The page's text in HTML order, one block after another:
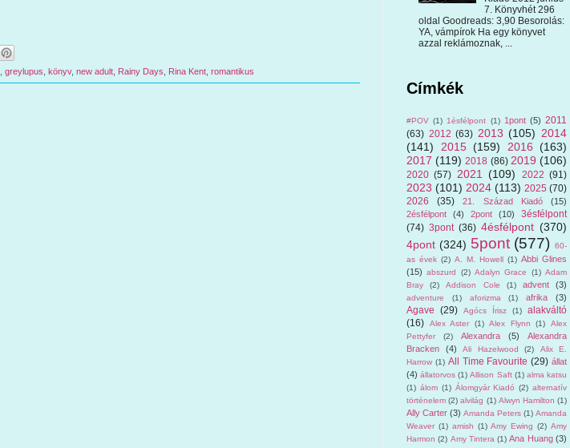
greylupus könyv, new adult Rainy Days Rina Kent romantikus
7. Könyvhét 296
oldal Goodreads: 3,90 Besorolás:
YA, vámpírok Ha egy könyvet
azzal reklámoznak, ...
Címkék
#POV (1) 1ésfélpont (1) 1pont (5) 2011
(63) 2012 (63) 2013 (105) 2014
(141)
2015 (159) 2016
(163)
2017 (119) 2018 (86) 2019 (106)
2020 (57) 2021 (109) 2022 (91)
2023 (101) 2024 (113) 2025 (70)
2026
(35) 21. Század Kiadó
(15)
2ésfélpont
(4) 2pont (10)
3ésfélpont
(74) 3pont (36) 4ésfélpont (370)
4pont (324) 5pont (577) 60-
as évek (2) A. M. Howell (1) Abbi Glines
(15) abszurd (2) Adalyn Grace (1) Adam
Bray
(2) Addison Cole (1) advent (3)
adventure (1) aforizma (1) afrika (3)
Agave (29) Agócs Írisz (1)
alakváltó
(16)
Alex Aster (1) Alex Flynn (1)
Alex
Pettyfer
(2) Alexandra (5)
Alexandra
Bracken
(4) Ali Hazelwood (2)
Alix E.
Harrow (1) All Time Favourite (29) állat
(4) állatorvos (1) Allison Saft (1) alma katsu
(1) álom (1) Álomgyár Kiadó (2) alternatív
történelem (2) alvilág (1) Alwyn Hamilton (1)
Ally Carter (3) Amanda Peters (1) Amanda
Weaver (1) amish (1) Amy Ewing (2) Amy
Harmon (2) Amy Tintera (1) Ana Huang (3)